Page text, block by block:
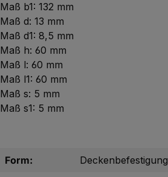
Maß b1: 132 mm
Maß d: 13 mm
Maß d1: 8,5 mm
Maß h: 60 mm
Maß l: 60 mm
Maß l1: 60 mm
Maß s: 5 mm
Maß s1: 5 mm
Form: Deckenbefestigung